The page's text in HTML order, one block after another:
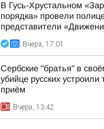
В Гусь-Хрустальном
порядка» провели
представители
Вчера, 17:01
Сербские "братья" в
убийце русских
приём
Вчера, 13:42